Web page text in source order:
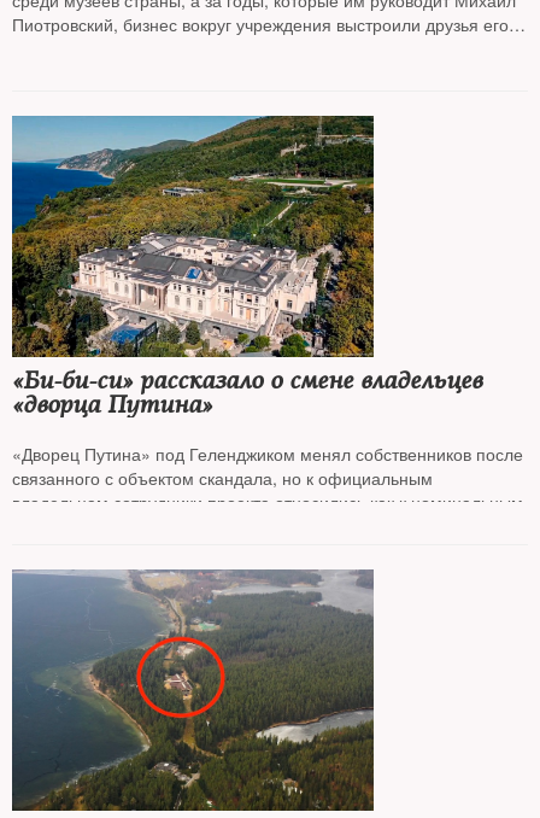
Пиотровский, бизнес вокруг учреждения выстроили друзья его
«Би-би-си» рассказало о смене владельцев
«дворца Путина»
«Дворец Путина» под Геленджиком менял собственников после
связанного с объектом скандала, но к официальным
владельцам сотрудники проекта относились как к номинальным